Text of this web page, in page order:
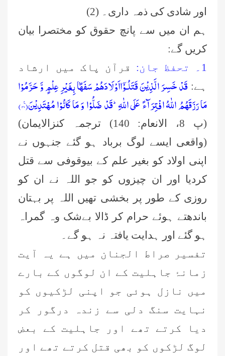
اور شادی کی ذمہ داری۔ (2)
ہم ان میں سے پانچ حقوق کو مختصرا بیان
کریں گے:
1۔ تحفظ جان:
قرآن پاک میں ارشاد
ہے: قَدْ خَسِرَ الَّذِیْنَ قَتَلُـوْۤااَوْلَادَهُمْ سَفَهًۢا بِغَیْرِ عِلْمٍ وَّ حَرَّمُوْا
مَا رَزَقَهُمُ اللّٰهُ افْتِرَآءً عَلَى اللّٰهِؕ-قَدْ ضَلُّوْا وَ مَا كَانُوْا مُهْتَدِیْنَ۠(۱۴۰)
(پ 8، الانعام: 140) ترجمہ کنزالایمان)
(واقعی ایسے لوگ برباد ہو گئے جنہوں نے
اپنی اولاد کو بغیر علم کے بیوقوفی سے قتل
کردیا اور ان چیزوں کو جو اللہ نے ان کو
روزی کے طور پر بخشی تھیں اللہ پر بہتان
باندھتے ہوئے حرام کر ڈالا بےشک وہ گمراہ
ہو گئے اور ہدایت یافتہ نہ ہو گے۔
تفسیر صراط الجنان میں ہے یہ آیت
زمانۂ جاہلیت کے ان لوگوں کے بارے
میں نازل ہوئی جو اپنی لڑکیوں کو
نہایت سنگ دلی سے زندہ درگور کر
دیا کرتے تھے اور جاہلیت کے بعض
لوگ لڑکوں کو بھی قتل کرتے تھے اور